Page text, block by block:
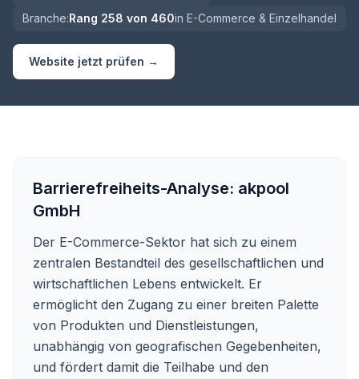
Branche:Rang 258 von 460in E-Commerce & Einzelhandel
Website jetzt prüfen →
Barrierefreiheits-Analyse: akpool
GmbH
Der E-Commerce-Sektor hat sich zu einem
zentralen Bestandteil des gesellschaftlichen und
wirtschaftlichen Lebens entwickelt. Er
ermöglicht den Zugang zu einer breiten Palette
von Produkten und Dienstleistungen,
unabhängig von geografischen Gegebenheiten,
und fördert damit die Teilhabe und den